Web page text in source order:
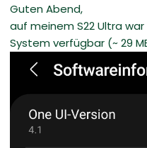
Guten Abend,
auf meinem S22 Ultra
System verfügbar (~ 29